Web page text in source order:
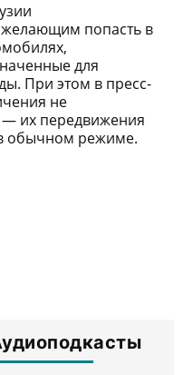
желающим попасть в
для
При этом в пресс-
не
— их передвижения
обычном режиме.